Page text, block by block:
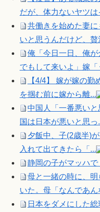
だが、体力ないヤツは
共働きを始めた妻
いと思うんだけど、贅
俺「今日一日、俺
でもして来いよ」嫁「
【4/4】 嫁が嫁の
を掴む前に嫁から離...
中国人「一番悪い
国は日本が悪いと思っ
夕飯中、子(2歳半)
入れて出てきたら「...
静岡の子がマッハ
母と一緒の時に、
いた。母「なんであん
日本をダメにした